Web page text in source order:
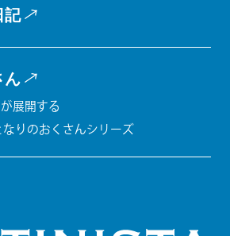
記
ん
展開する
りのおくさんシリーズ